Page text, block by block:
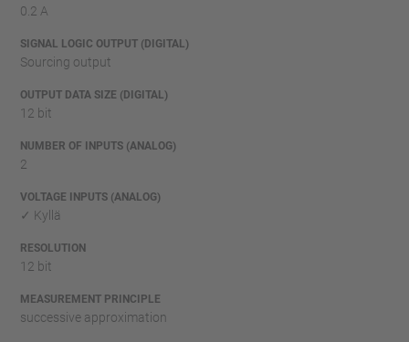
0.2 A
SIGNAL LOGIC OUTPUT (DIGITAL)
Sourcing output
OUTPUT DATA SIZE (DIGITAL)
12 bit
NUMBER OF INPUTS (ANALOG)
2
VOLTAGE INPUTS (ANALOG)
✓ Kyllä
RESOLUTION
12 bit
MEASUREMENT PRINCIPLE
successive approximation